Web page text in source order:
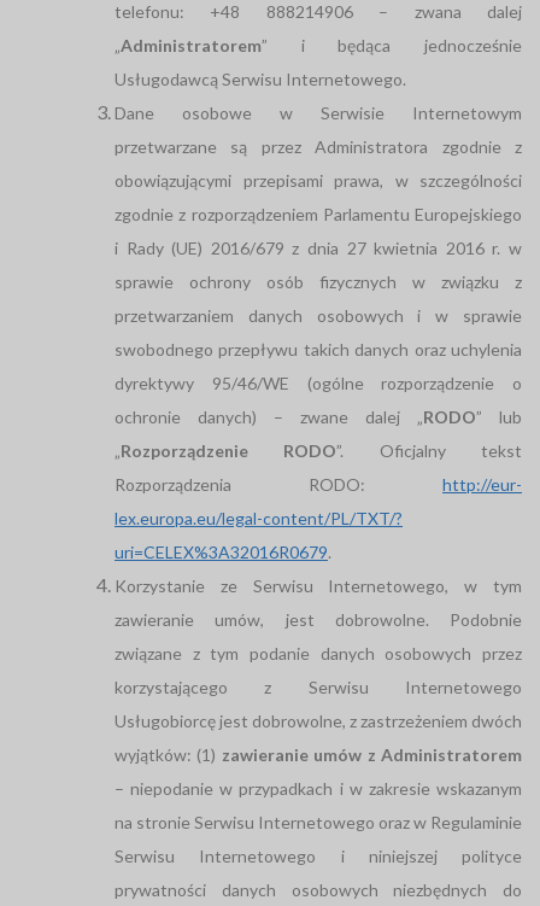
telefonu: +48 888214906 – zwana dalej
„Administratorem” i będąca jednocześnie
Usługodawcą Serwisu Internetowego.
Dane osobowe w Serwisie Internetowym
przetwarzane są przez Administratora zgodnie z
obowiązującymi przepisami prawa, w szczególności
zgodnie z rozporządzeniem Parlamentu Europejskiego
i Rady (UE) 2016/679 z dnia 27 kwietnia 2016 r. w
sprawie ochrony osób fizycznych w związku z
przetwarzaniem danych osobowych i w sprawie
swobodnego przepływu takich danych oraz uchylenia
dyrektywy 95/46/WE (ogólne rozporządzenie o
ochronie danych) – zwane dalej „RODO” lub
„Rozporządzenie RODO”. Oficjalny tekst
Rozporządzenia RODO: http://eur-
lex.europa.eu/legal-content/PL/TXT/?
uri=CELEX%3A32016R0679.
Korzystanie ze Serwisu Internetowego, w tym
zawieranie umów, jest dobrowolne. Podobnie
związane z tym podanie danych osobowych przez
korzystającego z Serwisu Internetowego
Usługobiorcę jest dobrowolne, z zastrzeżeniem dwóch
wyjątków: (1) zawieranie umów z Administratorem
– niepodanie w przypadkach i w zakresie wskazanym
na stronie Serwisu Internetowego oraz w Regulaminie
Serwisu Internetowego i niniejszej polityce
prywatności danych osobowych niezbędnych do